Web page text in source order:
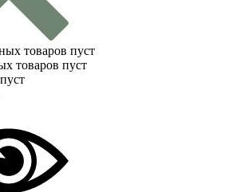
товаров пуст
товаров пуст